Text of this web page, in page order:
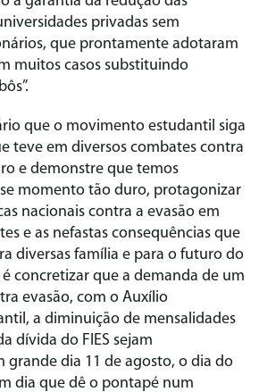
privadas sem
que prontamente adotaram
muitos casos substituindo
que o movimento estudantil siga
teve em diversos combates contra
e demonstre que temos
momento tão duro, protagonizar
nacionais contra a evasão em
e as nefastas consequências que
diversas família e para o futuro do
é concretizar que a demanda de um
evasão, com o Auxílio
a diminuição de mensalidades
dívida do FIES sejam
grande dia 11 de agosto, o dia do
dia que dê o pontapé num